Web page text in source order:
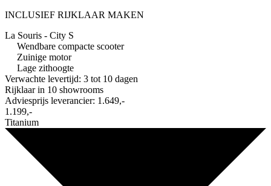
INCLUSIEF RIJKLAAR MAKEN
La Souris - City S
Wendbare compacte scooter
Zuinige motor
Lage zithoogte
Verwachte levertijd: 3 tot 10 dagen
Rijklaar in 10 showrooms
Adviesprijs leverancier: 1.649,-
1.199,-
Titanium